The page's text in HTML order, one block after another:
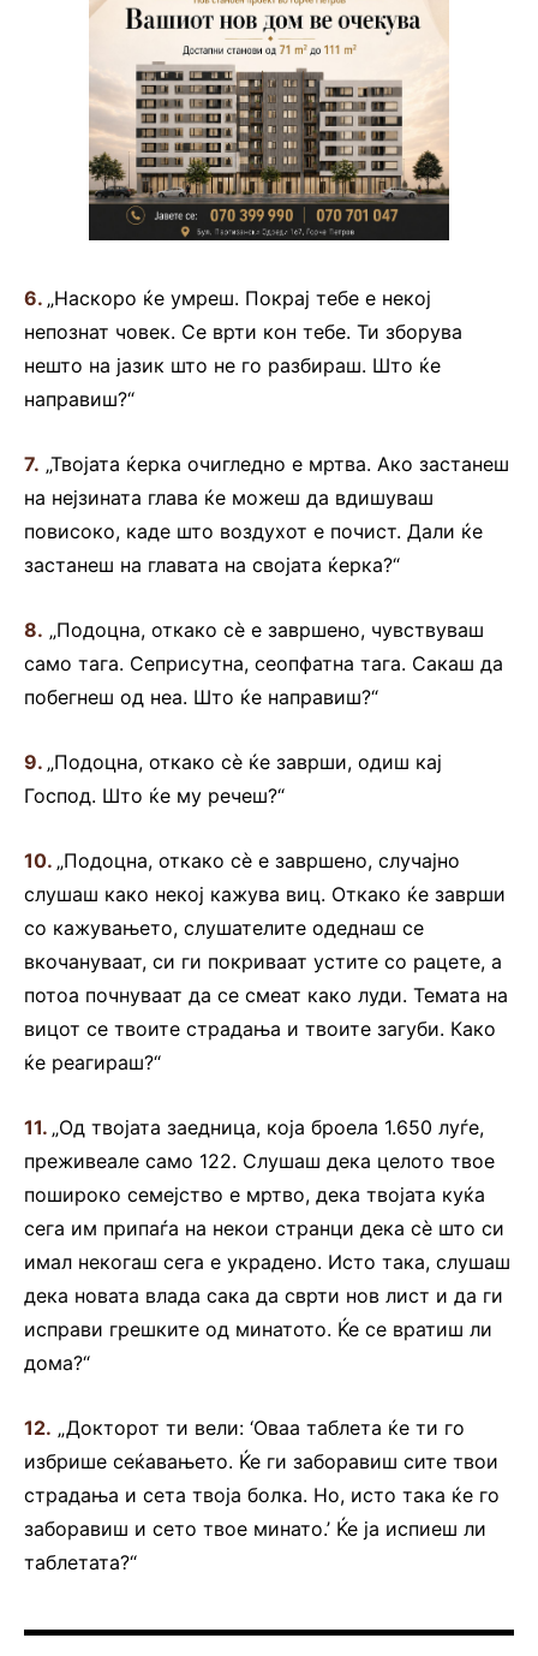
6. „Наскоро ќе умреш. Покрај тебе е некој
непознат човек. Се врти кон тебе. Ти зборува
нешто на јазик што не го разбираш. Што ќе
направиш?“
7. „Твојата ќерка очигледно е мртва. Ако застанеш
на нејзината глава ќе можеш да вдишуваш
повисоко, каде што воздухот е почист. Дали ќе
застанеш на главата на својата ќерка?“
8. „Подоцна, откако сè е завршено, чувствуваш
само тага. Сеприсутна, сеопфатна тага. Сакаш да
побегнеш од неа. Што ќе направиш?“
9. „Подоцна, откако сè ќе заврши, одиш кај
Господ. Што ќе му речеш?“
10. „Подоцна, откако сè е завршено, случајно
слушаш како некој кажува виц. Откако ќе заврши
со кажувањето, слушателите одеднаш се
вкочануваат, си ги покриваат устите со рацете, а
потоа почнуваат да се смеат како луди. Темата на
вицот се твоите страдања и твоите загуби. Како
ќе реагираш?“
11. „Од твојата заедница, која броела 1.650 луѓе,
преживеале само 122. Слушаш дека целото твое
пошироко семејство е мртво, дека твојата куќа
сега им припаѓа на некои странци дека сè што си
имал некогаш сега е украдено. Исто така, слушаш
дека новата влада сака да сврти нов лист и да ги
исправи грешките од минатото. Ќе се вратиш ли
дома?“
12. „Докторот ти вели: ‘Оваа таблета ќе ти го
избрише сеќавањето. Ќе ги заборавиш сите твои
страдања и сета твоја болка. Но, исто така ќе го
заборавиш и сето твое минато.’ Ќе ја испиеш ли
таблетата?“